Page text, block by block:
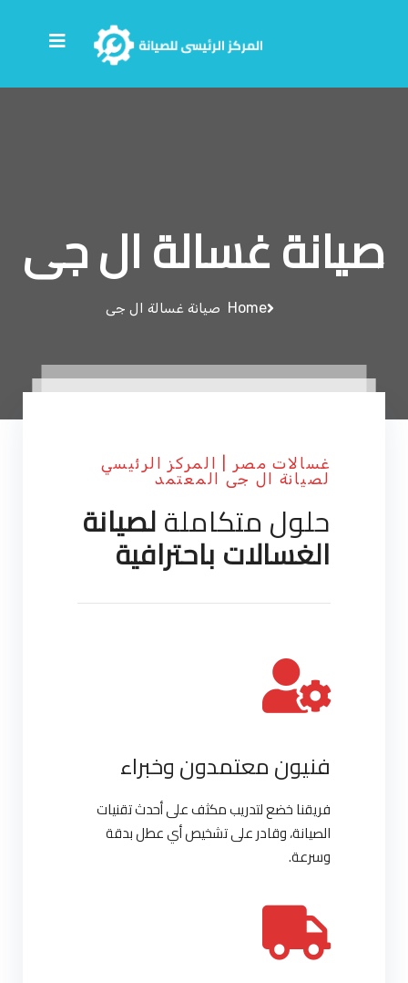
صيانة غسالة ال جى
Home صيانة غسالة ال جى
غسالات مصر | المركز الرئيسي
لصيانة ال جى المعتمد
حلول متكاملةلصيانة
الغسالات باحترافية
فنيون معتمدون وخبراء
فريقنا خضع لتدريب مكثف على أحدث تقنيات
الصيانة، وقادر على تشخيص أي عطل بدقة
وسرعة.